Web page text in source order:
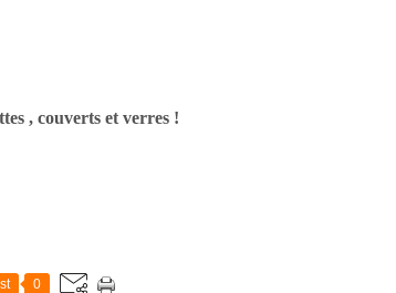
, couverts et verres !
0